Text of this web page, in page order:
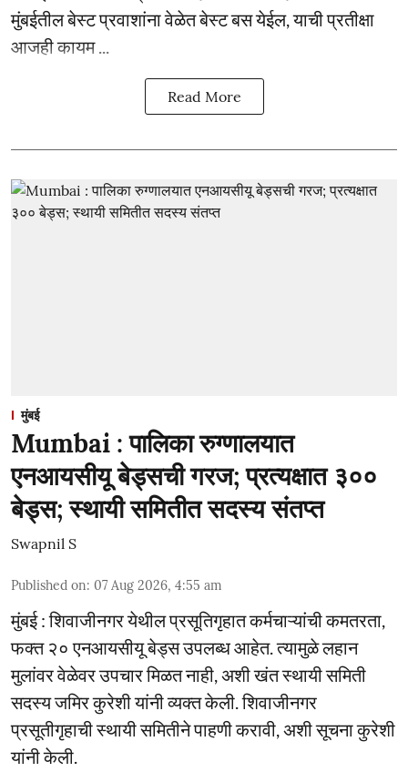
मुंबईतील बेस्ट प्रवाशांना वेळेत बेस्ट बस येईल, याची प्रतीक्षा
आजही कायम ...
Read More
मुंबई
Mumbai : पालिका रुग्णालयात
एनआयसीयू बेड्सची गरज; प्रत्यक्षात ३००
बेड्स; स्थायी समितीत सदस्य संतप्त
Swapnil S
Published on: 07 Aug 2026, 4:55 am
मुंबई : शिवाजीनगर येथील प्रसूतिगृहात कर्मचाऱ्यांची कमतरता,
फक्त २० एनआयसीयू बेड्स उपलब्ध आहेत. त्यामुळे लहान
मुलांवर वेळेवर उपचार मिळत नाही, अशी खंत स्थायी समिती
सदस्य जमिर कुरेशी यांनी व्यक्त केली. शिवाजीनगर
प्रसूतीगृहाची स्थायी समितीने पाहणी करावी, अशी सूचना कुरेशी
यांनी केली.